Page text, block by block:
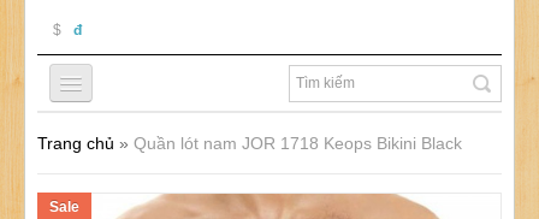
$ đ
Trang chủ » Quần lót nam JOR 1718 Keops Bikini Black
Sale